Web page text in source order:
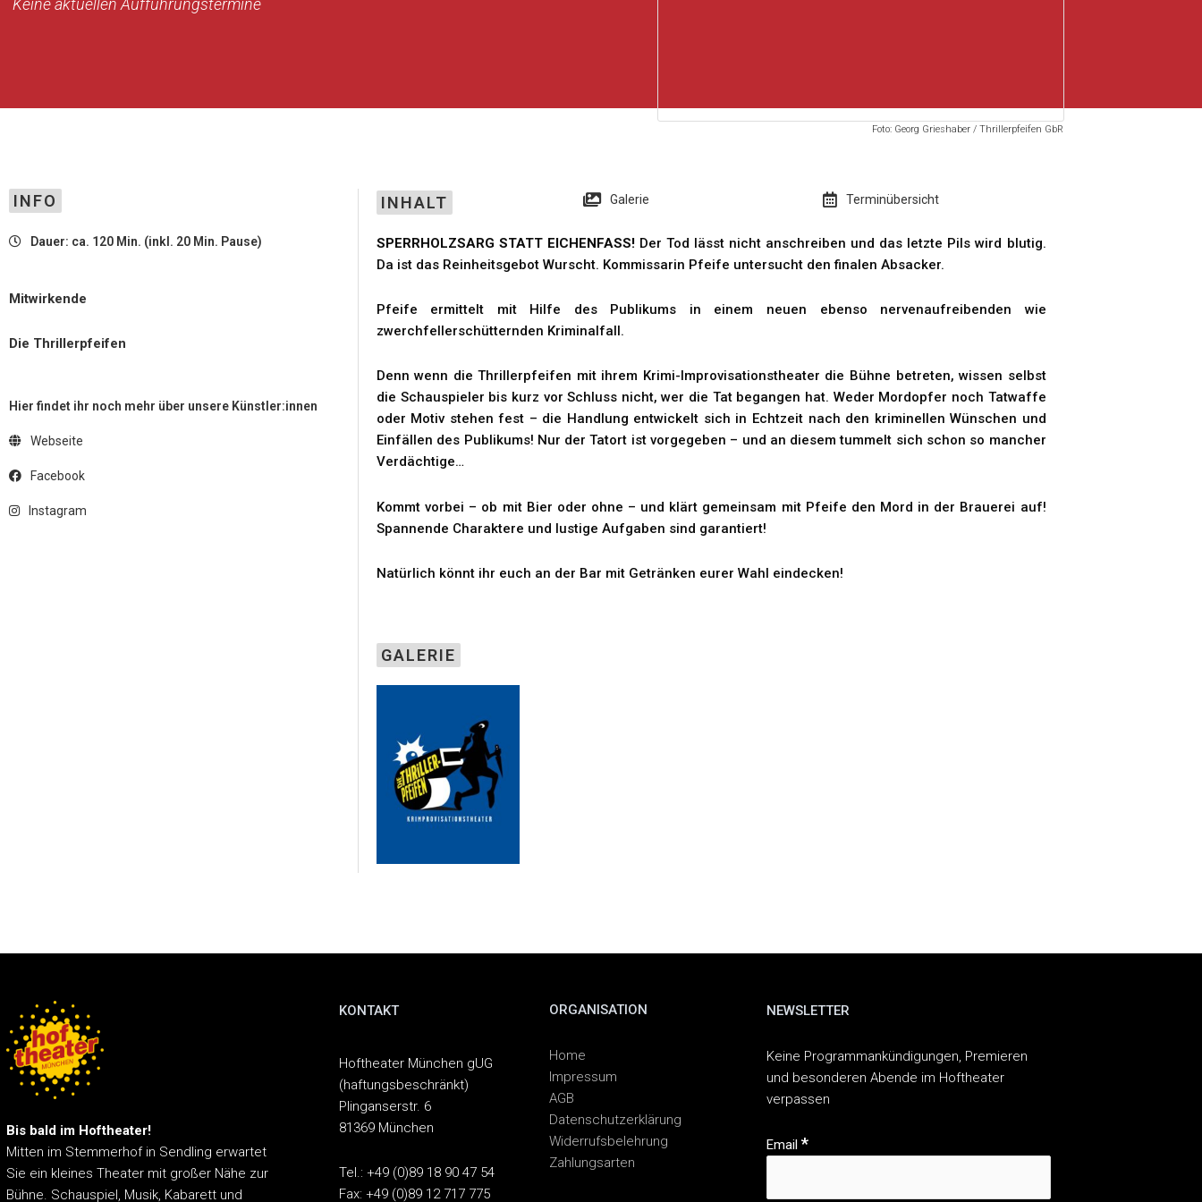
Keine aktuellen Aufführungstermine
Foto: Georg Grieshaber / Thrillerpfeifen GbR
INFO
Dauer: ca. 120 Min. (inkl. 20 Min. Pause)
Mitwirkende
Die Thrillerpfeifen
Hier findet ihr noch mehr über unsere Künstler:innen
Webseite
Facebook
Instagram
INHALT Galerie Terminübersicht
SPERRHOLZSARG STATT EICHENFASS! Der Tod lässt nicht anschreiben und das letzte Pils wird blutig.
Da ist das Reinheitsgebot Wurscht. Kommissarin Pfeife untersucht den finalen Absacker.
Pfeife ermittelt mit Hilfe des Publikums in einem neuen ebenso nervenaufreibenden wie
zwerchfellerschütternden Kriminalfall.
Denn wenn die Thrillerpfeifen mit ihrem Krimi-Improvisationstheater die Bühne betreten, wissen selbst
die Schauspieler bis kurz vor Schluss nicht, wer die Tat begangen hat. Weder Mordopfer noch Tatwaffe
oder Motiv stehen fest – die Handlung entwickelt sich in Echtzeit nach den kriminellen Wünschen und
Einfällen des Publikums! Nur der Tatort ist vorgegeben – und an diesem tummelt sich schon so mancher
Verdächtige…
Kommt vorbei – ob mit Bier oder ohne – und klärt gemeinsam mit Pfeife den Mord in der Brauerei auf!
Spannende Charaktere und lustige Aufgaben sind garantiert!
Natürlich könnt ihr euch an der Bar mit Getränken eurer Wahl eindecken!
GALERIE
Bis bald im Hoftheater!
Mitten im Stemmerhof in Sendling erwartet
Sie ein kleines Theater mit großer Nähe zur
Bühne. Schauspiel, Musik, Kabarett und
KONTAKT
Hoftheater München gUG
(haftungsbeschränkt)
Plinganserstr. 6
81369 München
Tel.: +49 (0)89 18 90 47 54
Fax: +49 (0)89 12 717 775
ORGANISATION
Home
Impressum
AGB
Datenschutzerklärung
Widerrufsbelehrung
Zahlungsarten
NEWSLETTER
Keine Programmankündigungen, Premieren
und besonderen Abende im Hoftheater
verpassen
Email *